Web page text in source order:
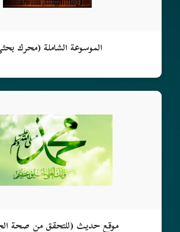
الموسوعة الشاملة (محرك
موقع حديث (للتحقق من صحة